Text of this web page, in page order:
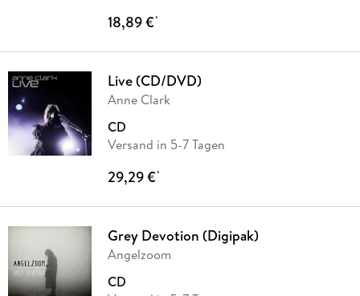
18,89 €*
Live (CD/DVD)
Anne Clark
CD
Versand in 5-7 Tagen
29,29 €*
Grey Devotion (Digipak)
Angelzoom
CD